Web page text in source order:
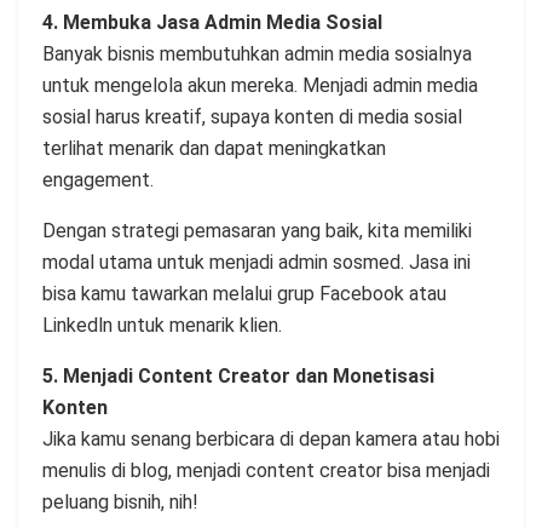
4. Membuka Jasa Admin Media Sosial
Banyak bisnis membutuhkan admin media sosialnya
untuk mengelola akun mereka. Menjadi admin media
sosial harus kreatif, supaya konten di media sosial
terlihat menarik dan dapat meningkatkan
engagement.
Dengan strategi pemasaran yang baik, kita memiliki
modal utama untuk menjadi admin sosmed. Jasa ini
bisa kamu tawarkan melalui grup Facebook atau
Linkedln untuk menarik klien.
5. Menjadi Content Creator dan Monetisasi
Konten
Jika kamu senang berbicara di depan kamera atau hobi
menulis di blog, menjadi content creator bisa menjadi
peluang bisnih, nih!